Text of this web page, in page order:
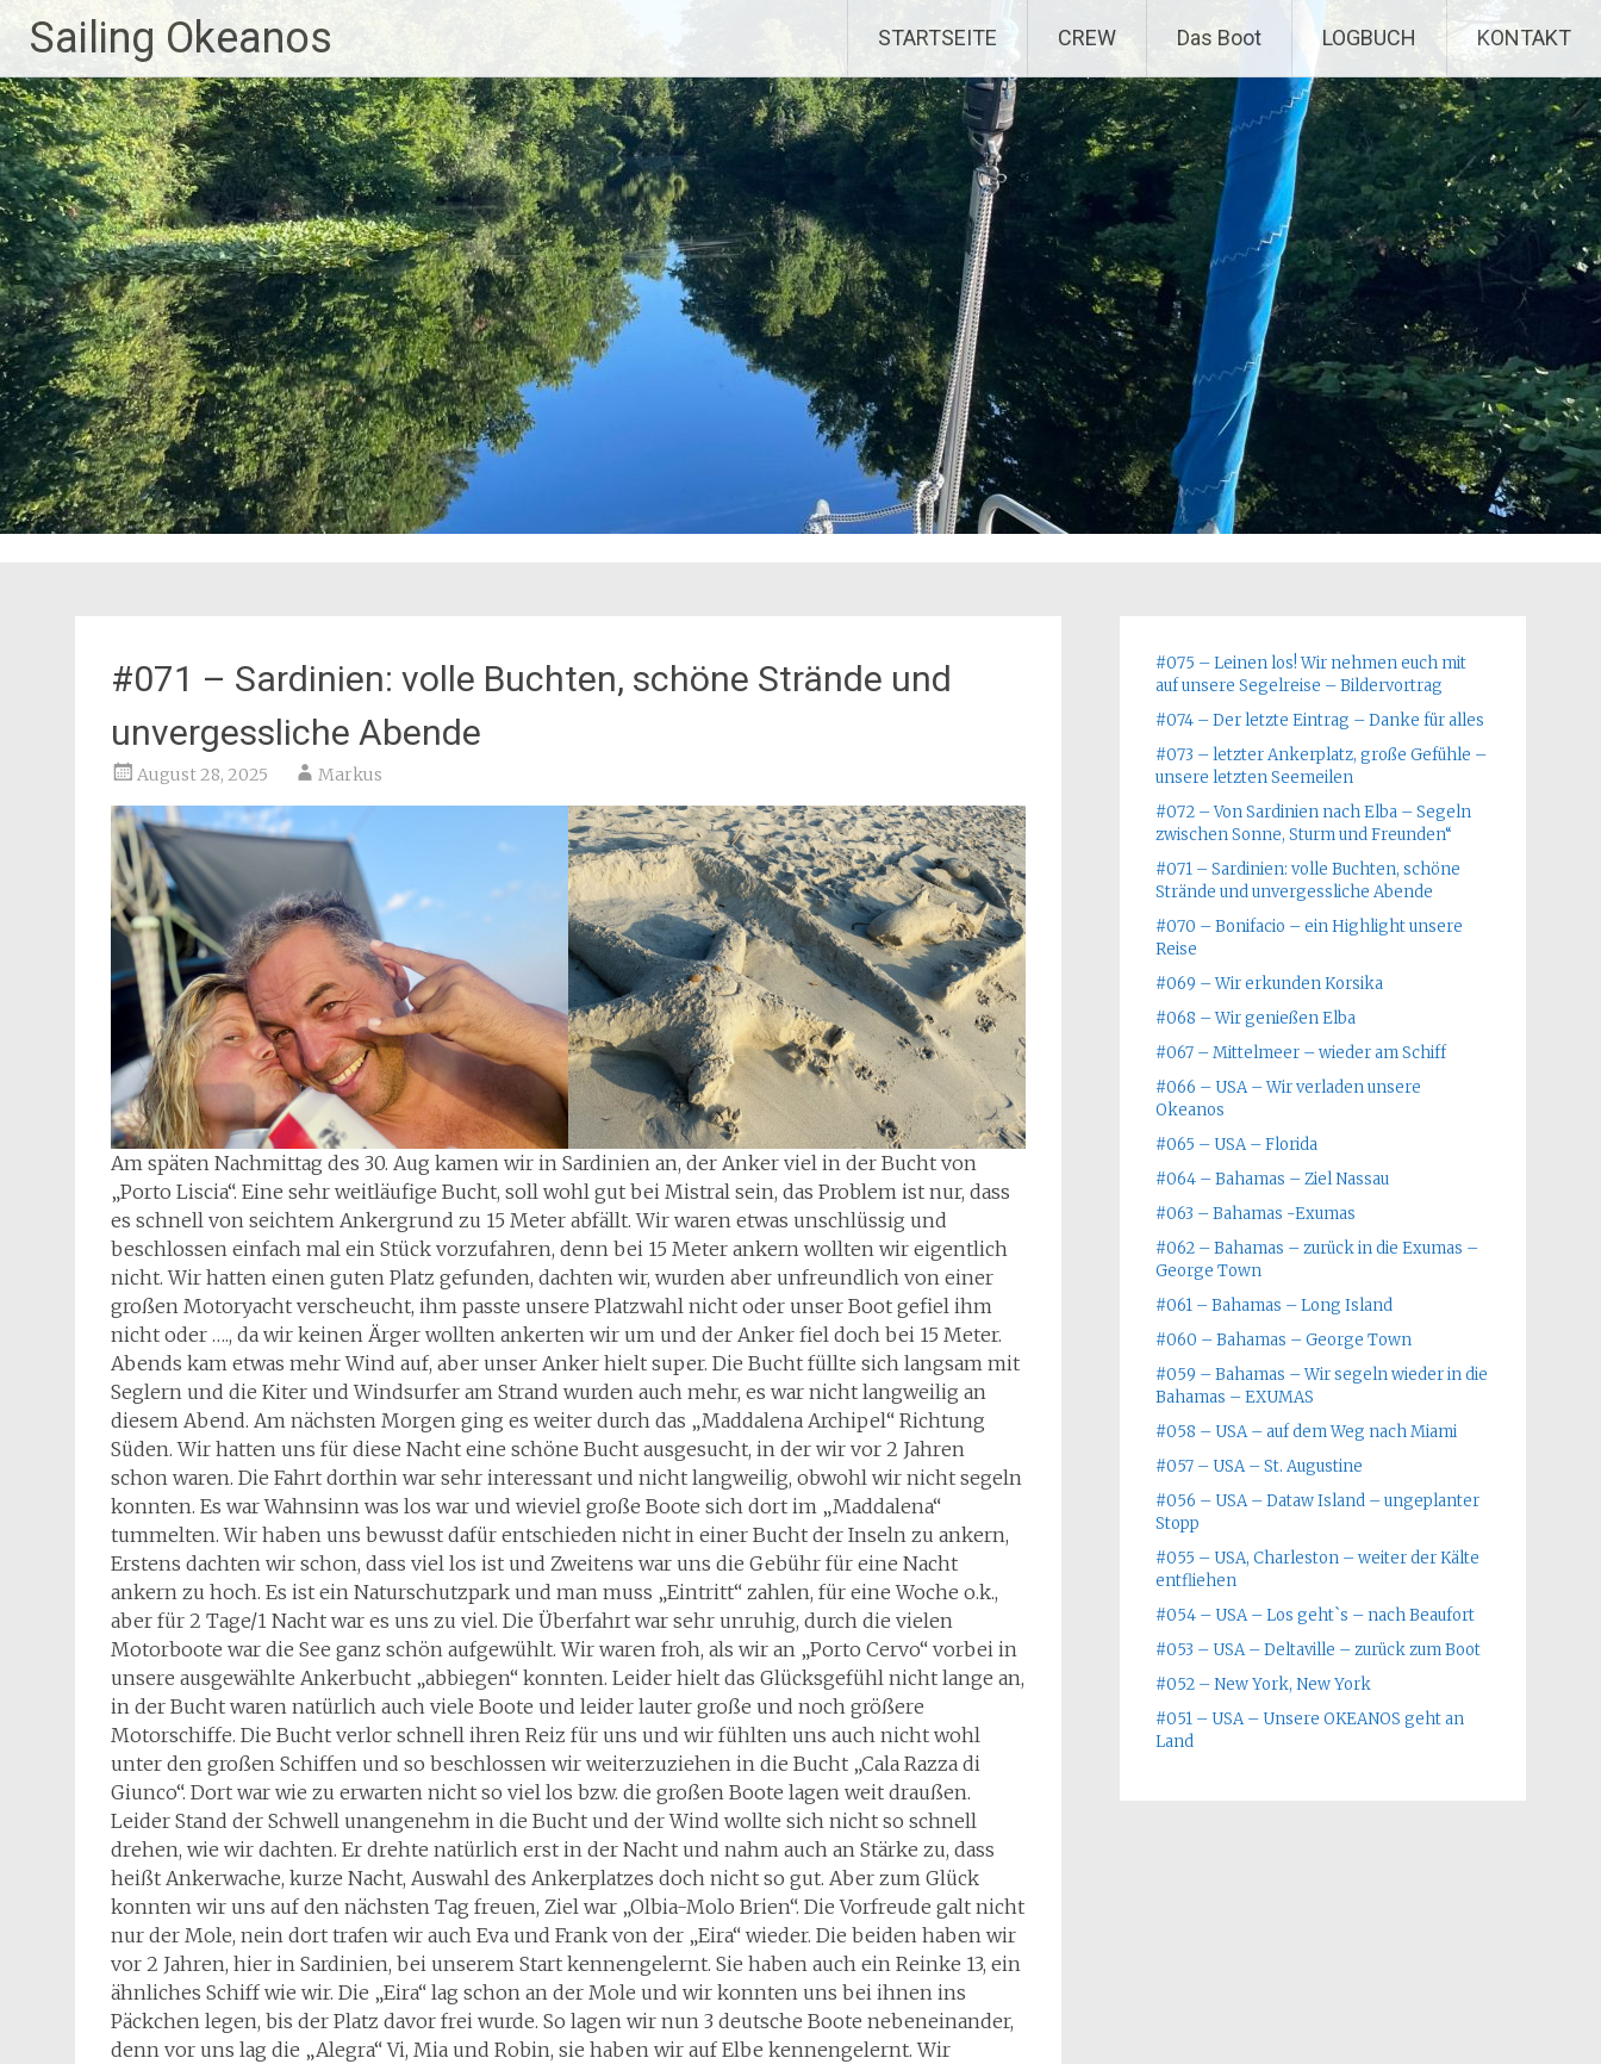
Zum
Inhalt
springen
Sailing Okeanos STARTSEITE CREW Das Boot LOGBUCH KONTAKT
#071 – Sardinien: volle Buchten, schöne Strände und
unvergessliche Abende
August 28, 2025 Markus
Am späten Nachmittag des 30. Aug kamen wir in Sardinien an, der Anker viel in der Bucht von
„Porto Liscia“. Eine sehr weitläufige Bucht, soll wohl gut bei Mistral sein, das Problem ist nur, dass
es schnell von seichtem Ankergrund zu 15 Meter abfällt. Wir waren etwas unschlüssig und
beschlossen einfach mal ein Stück vorzufahren, denn bei 15 Meter ankern wollten wir eigentlich
nicht. Wir hatten einen guten Platz gefunden, dachten wir, wurden aber unfreundlich von einer
großen Motoryacht verscheucht, ihm passte unsere Platzwahl nicht oder unser Boot gefiel ihm
nicht oder …., da wir keinen Ärger wollten ankerten wir um und der Anker fiel doch bei 15 Meter.
Abends kam etwas mehr Wind auf, aber unser Anker hielt super. Die Bucht füllte sich langsam mit
Seglern und die Kiter und Windsurfer am Strand wurden auch mehr, es war nicht langweilig an
diesem Abend. Am nächsten Morgen ging es weiter durch das „Maddalena Archipel“ Richtung
Süden. Wir hatten uns für diese Nacht eine schöne Bucht ausgesucht, in der wir vor 2 Jahren
schon waren. Die Fahrt dorthin war sehr interessant und nicht langweilig, obwohl wir nicht segeln
konnten. Es war Wahnsinn was los war und wieviel große Boote sich dort im „Maddalena“
tummelten. Wir haben uns bewusst dafür entschieden nicht in einer Bucht der Inseln zu ankern,
Erstens dachten wir schon, dass viel los ist und Zweitens war uns die Gebühr für eine Nacht
ankern zu hoch. Es ist ein Naturschutzpark und man muss „Eintritt“ zahlen, für eine Woche o.k.,
aber für 2 Tage/1 Nacht war es uns zu viel. Die Überfahrt war sehr unruhig, durch die vielen
Motorboote war die See ganz schön aufgewühlt. Wir waren froh, als wir an „Porto Cervo“ vorbei in
unsere ausgewählte Ankerbucht „abbiegen“ konnten. Leider hielt das Glücksgefühl nicht lange an,
in der Bucht waren natürlich auch viele Boote und leider lauter große und noch größere
Motorschiffe. Die Bucht verlor schnell ihren Reiz für uns und wir fühlten uns auch nicht wohl
unter den großen Schiffen und so beschlossen wir weiterzuziehen in die Bucht „Cala Razza di
Giunco“. Dort war wie zu erwarten nicht so viel los bzw. die großen Boote lagen weit draußen.
Leider Stand der Schwell unangenehm in die Bucht und der Wind wollte sich nicht so schnell
drehen, wie wir dachten. Er drehte natürlich erst in der Nacht und nahm auch an Stärke zu, dass
heißt Ankerwache, kurze Nacht, Auswahl des Ankerplatzes doch nicht so gut. Aber zum Glück
konnten wir uns auf den nächsten Tag freuen, Ziel war „Olbia-Molo Brien“. Die Vorfreude galt nicht
nur der Mole, nein dort trafen wir auch Eva und Frank von der „Eira“ wieder. Die beiden haben wir
vor 2 Jahren, hier in Sardinien, bei unserem Start kennengelernt. Sie haben auch ein Reinke 13, ein
ähnliches Schiff wie wir. Die „Eira“ lag schon an der Mole und wir konnten uns bei ihnen ins
Päckchen legen, bis der Platz davor frei wurde. So lagen wir nun 3 deutsche Boote nebeneinander,
denn vor uns lag die „Alegra“ Vi, Mia und Robin, sie haben wir auf Elbe kennengelernt. Wir
#075 – Leinen los! Wir nehmen euch mit
auf unsere Segelreise – Bildervortrag
#074 – Der letzte Eintrag – Danke für alles
#073 – letzter Ankerplatz, große Gefühle –
unsere letzten Seemeilen
#072 – Von Sardinien nach Elba – Segeln
zwischen Sonne, Sturm und Freunden“
#071 – Sardinien: volle Buchten, schöne
Strände und unvergessliche Abende
#070 – Bonifacio – ein Highlight unsere
Reise
#069 – Wir erkunden Korsika
#068 – Wir genießen Elba
#067 – Mittelmeer – wieder am Schiff
#066 – USA – Wir verladen unsere
Okeanos
#065 – USA – Florida
#064 – Bahamas – Ziel Nassau
#063 – Bahamas -Exumas
#062 – Bahamas – zurück in die Exumas –
George Town
#061 – Bahamas – Long Island
#060 – Bahamas – George Town
#059 – Bahamas – Wir segeln wieder in die
Bahamas – EXUMAS
#058 – USA – auf dem Weg nach Miami
#057 – USA – St. Augustine
#056 – USA – Dataw Island – ungeplanter
Stopp
#055 – USA, Charleston – weiter der Kälte
entfliehen
#054 – USA – Los geht`s – nach Beaufort
#053 – USA – Deltaville – zurück zum Boot
#052 – New York, New York
#051 – USA – Unsere OKEANOS geht an
Land